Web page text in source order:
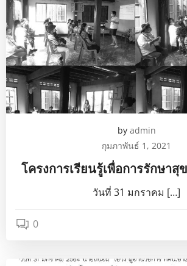
by admin
กุมภาพันธ์ 1, 2021
โครงการเรียนรู้เพื่อการรักษาสุ
วันที่ 31 มกราคม […]
0